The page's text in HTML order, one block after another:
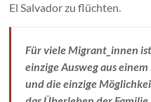
El Salvador zu flüchten.
Für viele Migrant_innen
einzige Ausweg aus
und die einzige